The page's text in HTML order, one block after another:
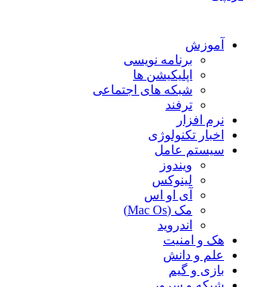
آموزش
برنامه نویسی
اپلیکیشن ها
شبکه های اجتماعی
ترفند
نرم افزار
اخبار تکنولوژی
سیستم عامل
ویندوز
لینوکس
آی او اس
مک (Mac Os)
اندروید
هک و امنیت
علم و دانش
بازی و گیم